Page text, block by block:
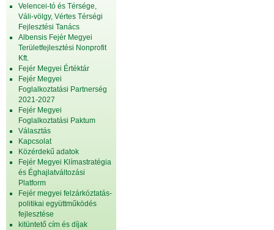
Velencei-tó és Térsége,
Váli-völgy, Vértes Térségi
Fejlesztési Tanács
Albensis Fejér Megyei
Területfejlesztési Nonprofit
Kft.
Fejér Megyei Értéktár
Fejér Megyei
Foglalkoztatási Partnerség
2021-2027
Fejér Megyei
Foglalkoztatási Paktum
Választás
Kapcsolat
Közérdekű adatok
Fejér Megyei Klímastratégia
és Éghajlatváltozási
Platform
Fejér megyei felzárkóztatás-
politikai együttműködés
fejlesztése
kitüntető cím és díjak